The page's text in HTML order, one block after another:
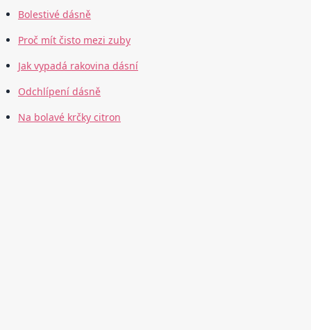
Bolestivé dásně
Proč mít čisto mezi zuby
Jak vypadá rakovina dásní
Odchlípení dásně
Na bolavé krčky citron